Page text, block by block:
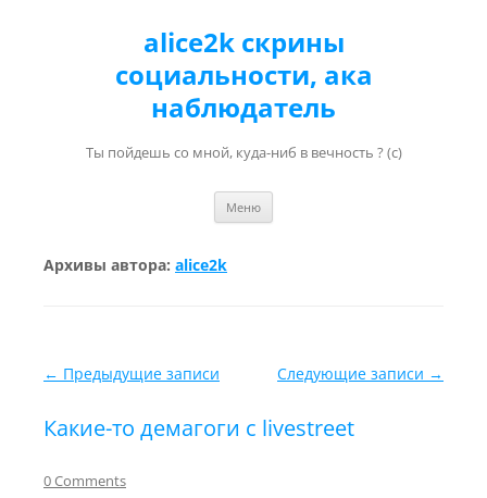
alice2k скрины
социальности, ака
наблюдатель
Ты пойдешь со мной, куда-ниб в вечность ? (с)
Меню
Архивы автора: alice2k
Навигация по записям
← Предыдущие записи Следующие записи →
Какие-то демагоги с livestreet
0 Comments